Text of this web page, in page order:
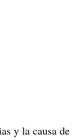
y la causa de